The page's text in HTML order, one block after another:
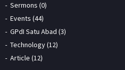
Sermons (0)
Events (44)
GPdI Satu Abad (3)
Technology (12)
Article (12)